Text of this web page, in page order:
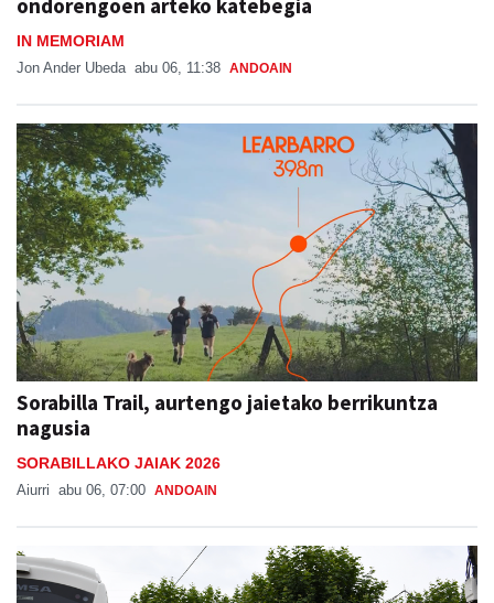
IN MEMORIAM
Jon Ander Ubeda abu 06, 11:38 ANDOAIN
Sorabilla Trail, aurtengo jaietako berrikuntza
nagusia
SORABILLAKO JAIAK 2026
Aiurri abu 06, 07:00 ANDOAIN